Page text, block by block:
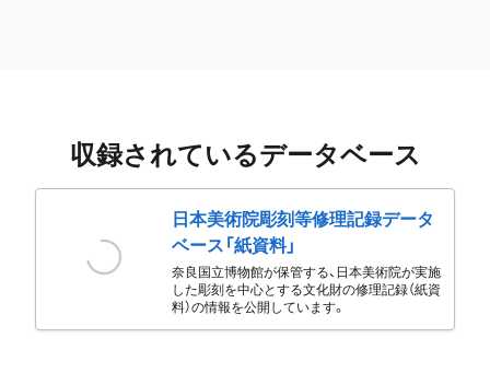
収録されているデータベース
日本美術院彫刻等修理記録データ
ベース「紙資料」
奈良国立博物館が保管する、日本美術院が実施
した彫刻を中心とする文化財の修理記録（紙資
料）の情報を公開しています。